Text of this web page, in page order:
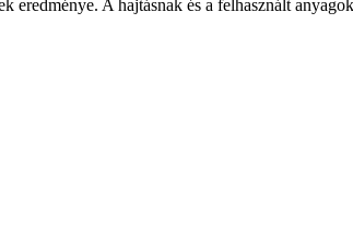
A hajtásnak és a felhasznált